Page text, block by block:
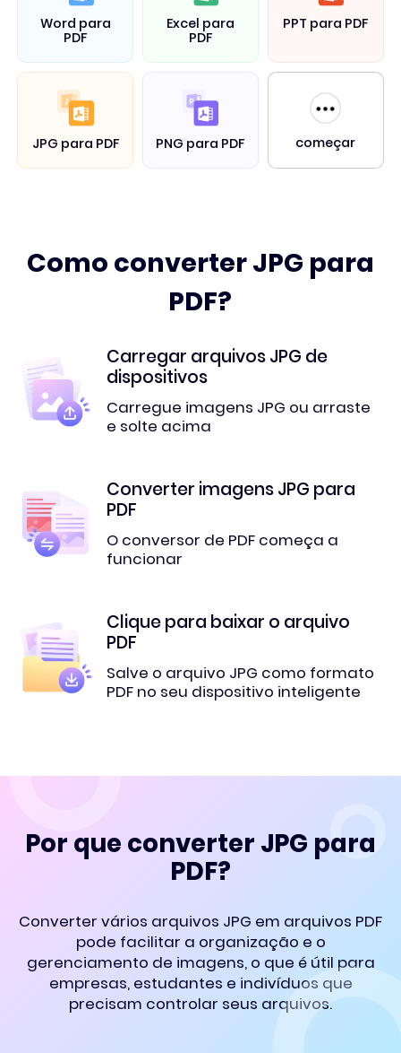
Word para
PDF
Excel para
PDF
PPT para PDF
JPG para PDF PNG para PDF começar
Como converter JPG para
PDF?
Carregar arquivos JPG de
dispositivos
Carregue imagens JPG ou arraste
e solte acima
Converter imagens JPG para
PDF
O conversor de PDF começa a
funcionar
Clique para baixar o arquivo
PDF
Salve o arquivo JPG como formato
PDF no seu dispositivo inteligente
Por que converter JPG para
PDF?
Converter vários arquivos JPG em arquivos PDF
pode facilitar a organização e o
gerenciamento de imagens, o que é útil para
empresas, estudantes e indivíduos que
precisam controlar seus arquivos.